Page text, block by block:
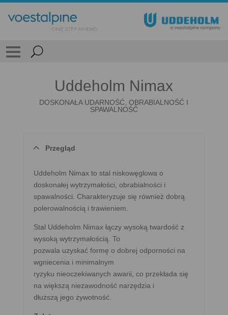
Uddeholm Nimax
DOSKONAŁA UDARNOŚĆ, OBRABIALNOŚĆ I
SPAWALNOŚĆ
Przegląd
Uddeholm Nimax to stal niskowęglowa o
doskonałej wytrzymałości, obrabialności i
spawalności. Charakteryzuje się również dobrą
polerowalnością i trawieniem.
Stal Uddeholm Nimax łączy wysoką twardość z
wysoką wytrzymałością. To
pozwala uzyskać formę o dobrej odporności na
wgniecenia i minimalnym
ryzyku nieoczekiwanych awarii, co przekłada się
na większą niezawodność narzędzia i
dłuższą jego żywotność.